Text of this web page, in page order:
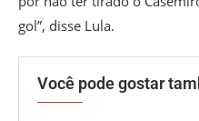
gol”, disse Lula.
Você pode gostar